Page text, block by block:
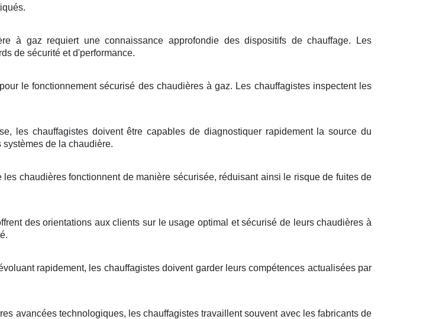
à gaz requiert une connaissance approfondie des dispositifs de chauffage. Les
de sécurité et d'performance.
le fonctionnement sécurisé des chaudières à gaz. Les chauffagistes inspectent les
les chauffagistes doivent être capables de diagnostiquer rapidement la source du
de la chaudière.
les chaudières fonctionnent de manière sécurisée, réduisant ainsi le risque de fuites de
des orientations aux clients sur le usage optimal et sécurisé de leurs chaudières à
rapidement, les chauffagistes doivent garder leurs compétences actualisées par
avancées technologiques, les chauffagistes travaillent souvent avec les fabricants de